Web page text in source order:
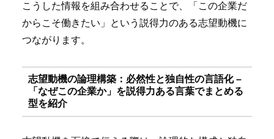
こうした情報を組み合わせることで、「この企業だ
からこそ働きたい」という説得力のある志望動機に
つながります。
志望動機の論理構築：必然性と独自性の言語化 –
「なぜこの企業か」を説得力ある言葉でまとめる
型を紹介